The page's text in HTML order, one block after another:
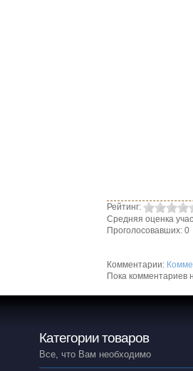
Рейтинг:
Средняя оценка
Проголосовавших: 0
Комментарии:
Пока комментариев
Категории товаров
Все, что Вам необходимо